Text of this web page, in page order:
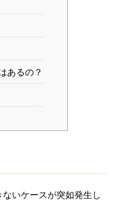
あるの？
いケースが突如発生し